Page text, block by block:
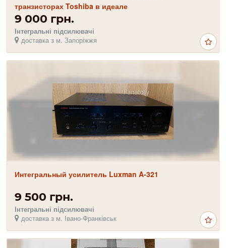
транзисторах Toshiba в идеале
9 000 грн.
Інтегральні підсилювачі
доставка з м. Запоріжжя
Интегральный усилитель Luxman A-321
9 500 грн.
Інтегральні підсилювачі
доставка з м. Івано-Франківськ